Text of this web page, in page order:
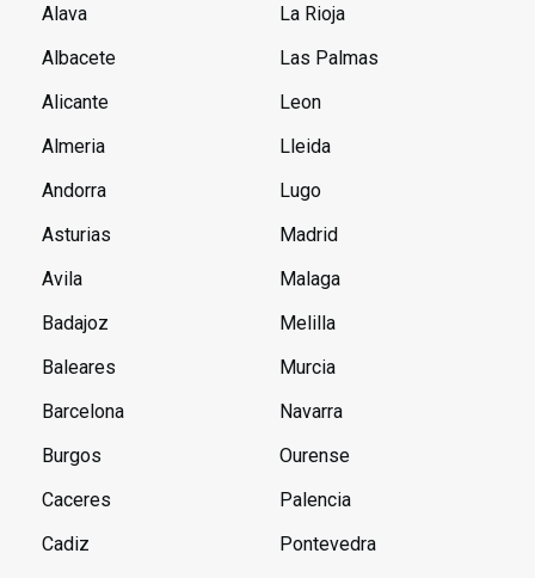
Alava
Albacete
Alicante
Almeria
Andorra
Asturias
Avila
Badajoz
Baleares
Barcelona
Burgos
Caceres
Cadiz
La Rioja
Las Palmas
Leon
Lleida
Lugo
Madrid
Malaga
Melilla
Murcia
Navarra
Ourense
Palencia
Pontevedra